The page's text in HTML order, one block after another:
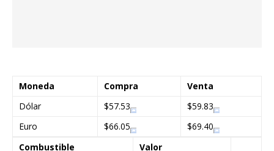
Moneda Compra
Venta
Dólar
$57.53
$59.83
Euro
$66.05
$69.40
Combustible
Valor